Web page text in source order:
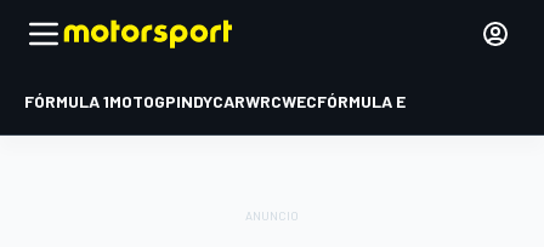
FÓRMULA 1MOTOGPINDYCARWRCWECFÓRMULA E